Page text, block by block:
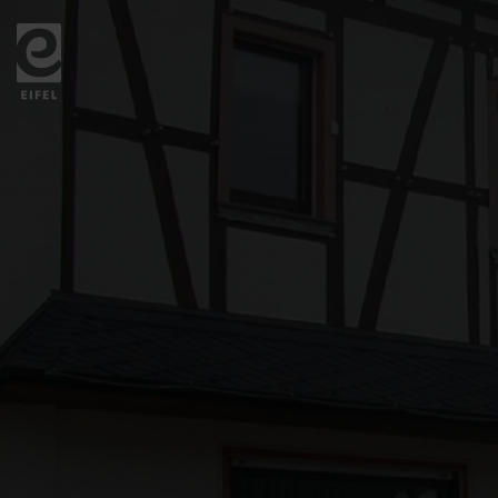
Zurück
zur
Startseite